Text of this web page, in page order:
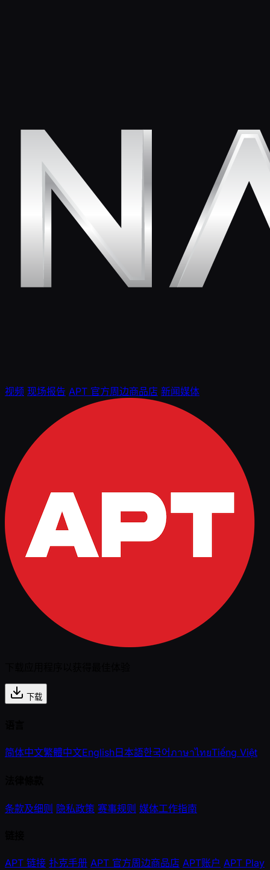
视频 现场报告 APT 官方周边商品店 新闻媒体
下载
简体中文繁體中文English 日本語한국어ภาษาไทยTiếng Việt
条款及细则 隐私政策 赛事规则 媒体工作指南
APT 链接 扑克手册 APT 官方周边商品店 APT账户 APT Play